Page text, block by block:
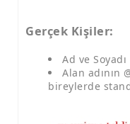
Gerçek Kişiler:
Ad ve
Alan adının
bireylerde